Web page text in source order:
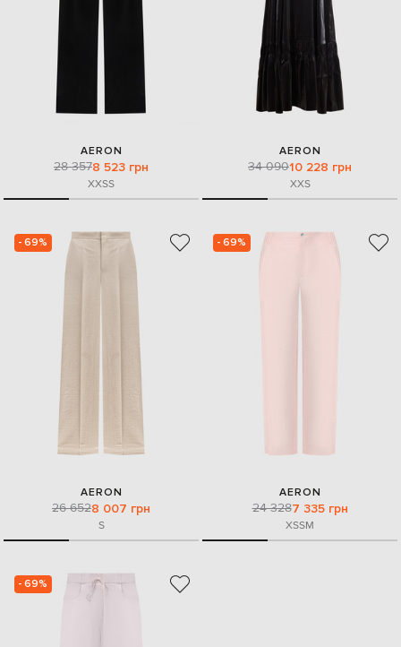
AERON
28 3578 523 грн
XXSS
AERON
34 09010 228 грн
XXS
- 69%
AERON
26 6528 007 грн
S
- 69%
AERON
24 3287 335 грн
XSSM
- 69%